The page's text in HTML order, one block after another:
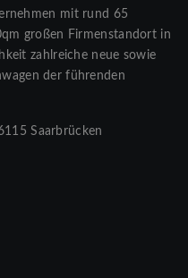
mit rund 65
großen Firmenstandort in
zahlreiche neue sowie
der führenden
Saarbrücken